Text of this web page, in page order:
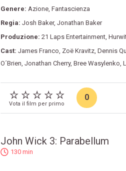
Genere: Azione, Fantascienza
Regia: Josh Baker, Jonathan Baker
Produzione: 21 Laps Entertainment,
Cast: James Franco, Zoë Kravitz, Dennis
O´Brien, Jonathan Cherry, Bree Wasylenko,
Vota il film per primo
0
John Wick 3: Parabellum
130 min